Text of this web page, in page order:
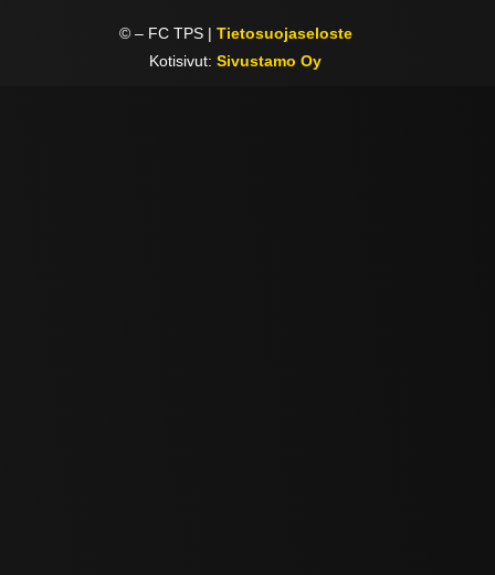
© – FC TPS | Tietosuojaseloste
Kotisivut:Sivustamo Oy